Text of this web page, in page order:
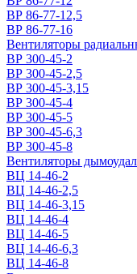
ВР 86-77-12,5
ВР 86-77-16
Вентиляторы
ВР 300-45-2
ВР 300-45-2,5
ВР 300-45-3,15
ВР 300-45-4
ВР 300-45-5
ВР 300-45-6,3
ВР 300-45-8
Вентиляторы
ВЦ 14-46-2
ВЦ 14-46-2,5
ВЦ 14-46-3,15
ВЦ 14-46-4
ВЦ 14-46-5
ВЦ 14-46-6,3
ВЦ 14-46-8